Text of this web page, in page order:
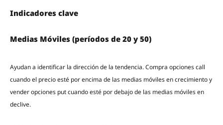
Indicadores clave
Medias Móviles (períodos de 20 y 50)
Ayudan a identificar la dirección de la tendencia. Compra opciones call
cuando el precio esté por encima de las medias móviles en crecimiento y
vender opciones put cuando esté por debajo de las medias móviles en
declive.